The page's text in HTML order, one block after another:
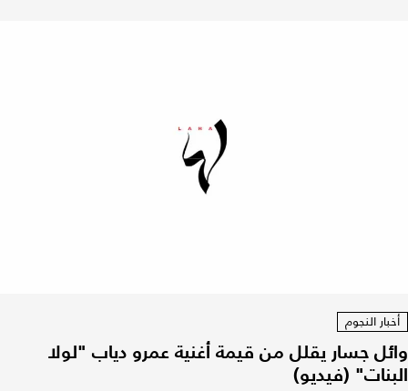
أخبار النجوم
وائل جسار يقلل من قيمة أغنية عمرو دياب "لولا
البنات" (فيديو)